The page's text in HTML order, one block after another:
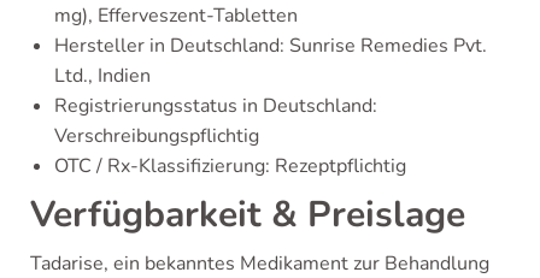
mg), Efferveszent-Tabletten
Hersteller in Deutschland: Sunrise Remedies Pvt.
Ltd., Indien
Registrierungsstatus in Deutschland:
Verschreibungspflichtig
OTC / Rx-Klassifizierung: Rezeptpflichtig
Verfügbarkeit & Preislage
Tadarise, ein bekanntes Medikament zur Behandlung